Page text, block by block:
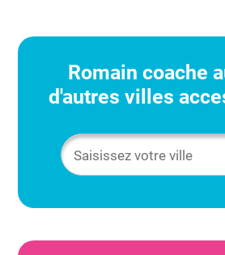
Romain coache
d'autres villes